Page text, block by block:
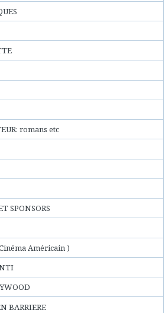
romans etc
SPONSORS
Américain )
BARRIERE